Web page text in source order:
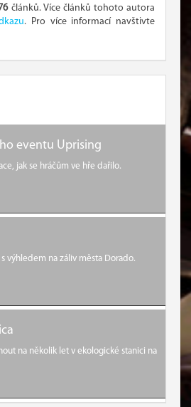
článků. Více článků tohoto autora
. Pro více informací navštivte
eventu Uprising
jak se hráčům ve hře dařilo.
výhledem na záliv města Dorado.
na několik let v ekologické stanici na